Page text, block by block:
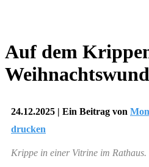
Auf dem
24.12.2025 | Ein Beitrag von
drucken
Krippe in einer Vitrine im